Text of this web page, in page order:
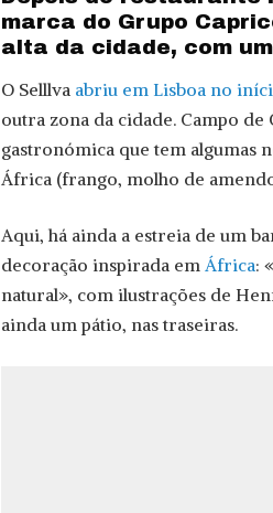
marca do Grupo
alta da cidade, com
O Selllva abriu em Lisboa no
outra zona da cidade. Campo de
gastronómica que tem algumas
África (frango, molho de
Aqui, há ainda a estreia de um
decoração inspirada em África:
natural», com ilustrações de
ainda um pátio, nas traseiras.